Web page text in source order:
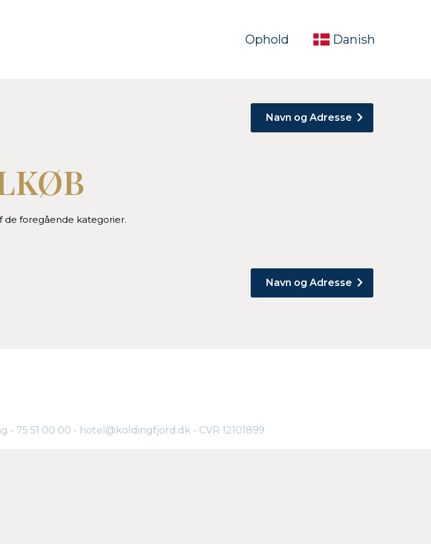
Ophold Danish
Navn og Adresse
de foregående kategorier.
Navn og Adresse
75 51 00 00 - hotel@koldingfjord.dk - CVR 12101899